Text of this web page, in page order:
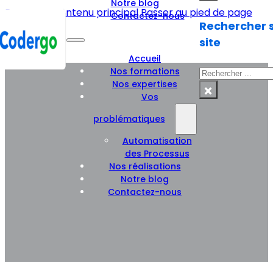
Passer au contenu principalPasser au pied de page
Notre blog
Contactez-nous
Accueil
Nos formations
Nos expertises
Vos
problématiques
Automatisation
des Processus
Nos réalisations
Notre blog
Contactez-nous
Rechercher
site
Rechercher
×